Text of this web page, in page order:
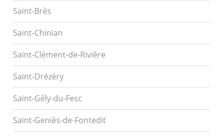
Saint-Brès
Saint-Chinian
Saint-Clément-de-Rivière
Saint-Drézéry
Saint-Gély-du-Fesc
Saint-Geniès-de-Fontedit